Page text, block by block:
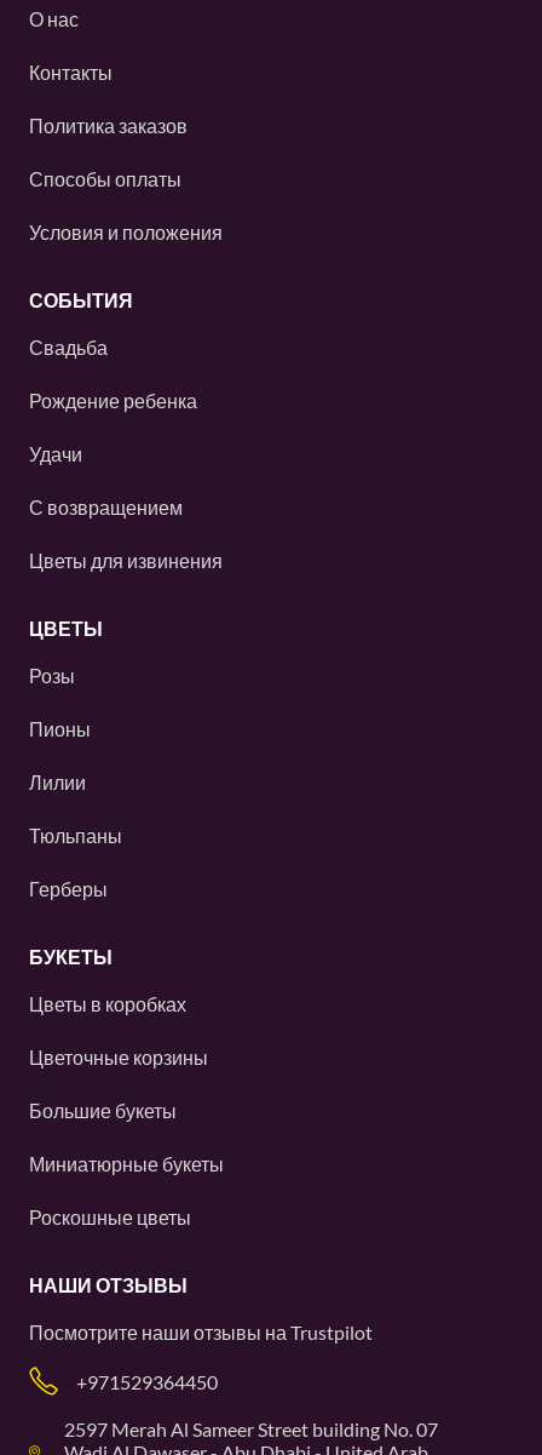
О нас
Контакты
Политика заказов
Способы оплаты
Условия и положения
СОБЫТИЯ
Свадьба
Рождение ребенка
Удачи
С возвращением
Цветы для извинения
ЦВЕТЫ
Розы
Пионы
Лилии
Тюльпаны
Герберы
БУКЕТЫ
Цветы в коробках
Цветочные корзины
Большие букеты
Миниатюрные букеты
Роскошные цветы
НАШИ ОТЗЫВЫ
Посмотрите наши отзывы на Trustpilot
+971529364450
2597 Merah Al Sameer Street building No. 07